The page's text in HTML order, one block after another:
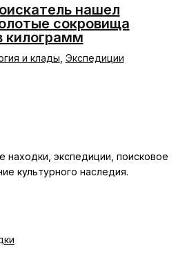
нашел
сокровища
килограмм
и клады Экспедиции
находки, экспедиции, поисковое
культурного наследия.